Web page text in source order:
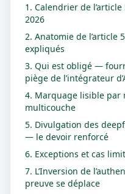
1. Calendrier de
2026
2. Anatomie de l’article
expliqués
3. Qui est obligé —
piège de l’intégrateur
4. Marquage lisible par
multicouche
5. Divulgation des
— le devoir renforcé
6. Exceptions et cas
7. L’Inversion de
preuve se déplace